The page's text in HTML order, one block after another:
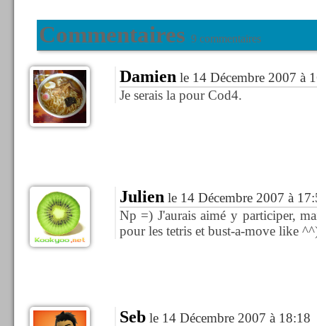
Commentaires 9 commentaires
Damien le 14 Décembre 2007 à
Je serais la pour Cod4.
Julien le 14 Décembre 2007 à
Np =) J'aurais aimé y participer,
pour les tetris et bust-a-move like
Seble 14 Décembre 2007 à 18:18